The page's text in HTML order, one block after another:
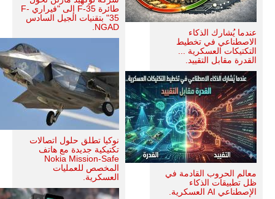
عندما يُشارك الذكاء
الاصطناعي في تخطيط
التكتيكات العسكرية ...
القدرة مقابل التقييد.
معالم الحروب القادمة في
ظل تطبيقات الذكاء
الإصطناعي AI العسكرية.
طائرة F-35 إلى "فيراري F-
35" بتقنيات الجيل السادس
NGAD.
نوكيا تطلق حلول اتصالات
تكتيكية جديدة مع هاتف
Nokia Mission-Safe
المخصص للعمليات
العسكرية.